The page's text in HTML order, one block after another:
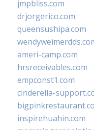
jmpbliss.com
drjorgerico.com
queensushipa.com
ameri-camp.com
hrsreceivables.com
empconst1.com
cinderella-
inspirehuahin.com